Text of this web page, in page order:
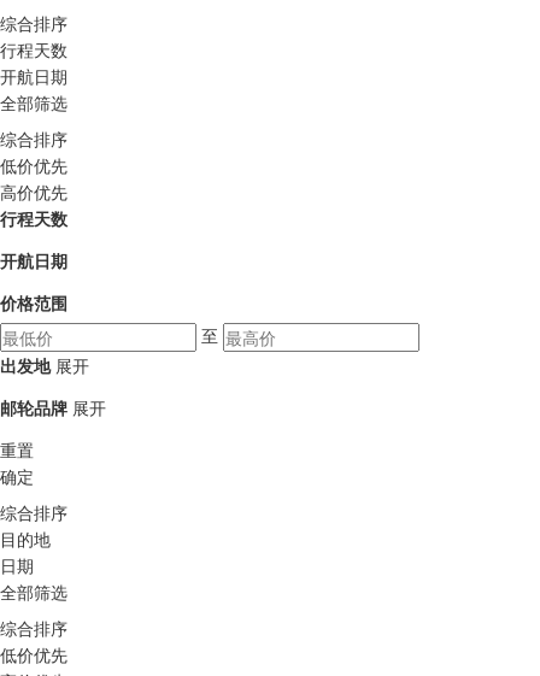
综合排序
行程天数
开航日期
全部筛选
综合排序
低价优先
高价优先
行程天数
开航日期
价格范围
至
出发地 展开
邮轮品牌 展开
重置
确定
综合排序
目的地
日期
全部筛选
综合排序
低价优先